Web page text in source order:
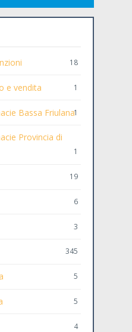
18
e vendita 1
Bassa Friulana1
Provincia di
1
19
6
3
345
5
5
4